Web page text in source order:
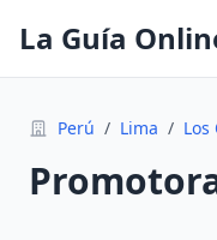
La Guía
Perú / Lima / Los